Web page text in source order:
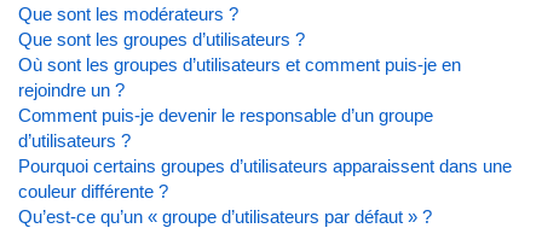
Que sont les modérateurs ?
Que sont les groupes d’utilisateurs ?
Où sont les groupes d’utilisateurs et comment puis-je en
rejoindre un ?
Comment puis-je devenir le responsable d’un groupe
d’utilisateurs ?
Pourquoi certains groupes d’utilisateurs apparaissent dans une
couleur différente ?
Qu’est-ce qu’un « groupe d’utilisateurs par défaut » ?